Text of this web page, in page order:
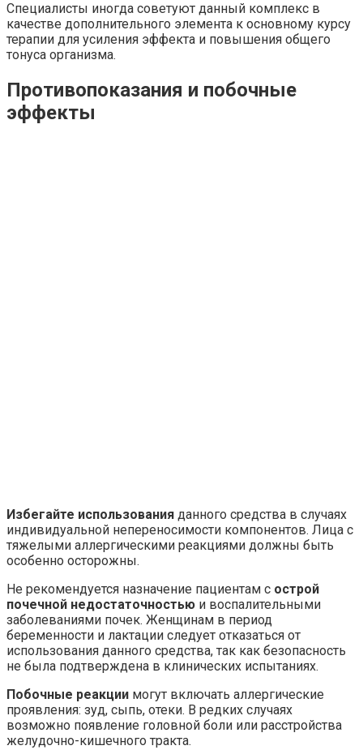
Специалисты иногда советуют данный комплекс в
качестве дополнительного элемента к основному курсу
терапии для усиления эффекта и повышения общего
тонуса организма.
Противопоказания и побочные
эффекты
Избегайте использования данного средства в случаях
индивидуальной непереносимости компонентов. Лица с
тяжелыми аллергическими реакциями должны быть
особенно осторожны.
Не рекомендуется назначение пациентам с острой
почечной недостаточностью и воспалительными
заболеваниями почек. Женщинам в период
беременности и лактации следует отказаться от
использования данного средства, так как безопасность
не была подтверждена в клинических испытаниях.
Побочные реакции могут включать аллергические
проявления: зуд, сыпь, отеки. В редких случаях
возможно появление головной боли или расстройства
желудочно-кишечного тракта.